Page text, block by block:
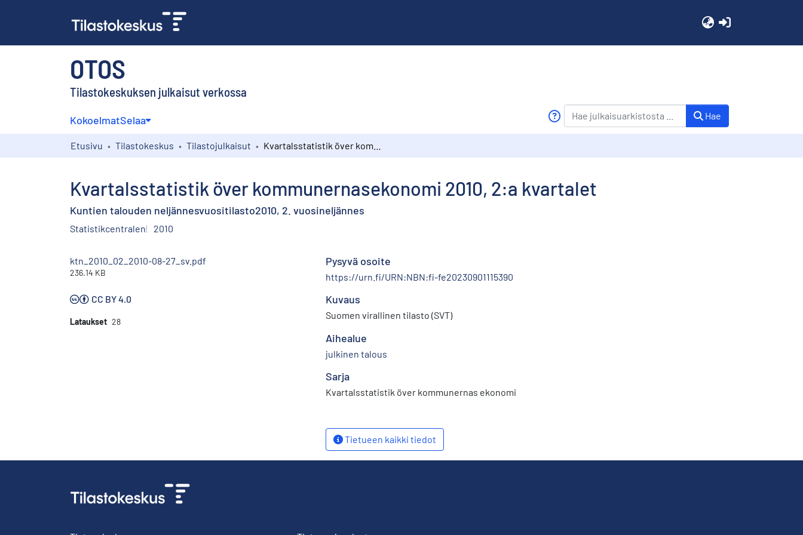
OTOS
Tilastokeskuksen julkaisut verkossa
KokoelmatSelaa Hae
Etusivu Tilastokeskus Tilastojulkaisut
Kvartalsstatistik över kommunernasekonomi 2010, 2:a kvartalet
Kuntien talouden neljännesvuositilasto2010, 2. vuosineljännes
Statistikcentralen 2010
ktn_2010_02_2010-08-27_sv.pdf
236.14 KB
CC BY 4.0
Lataukset 28
Pysyvä osoite
https://urn.fi/URN:NBN:fi-fe20230901115390
Kuvaus
Suomen virallinen tilasto (SVT)
Aihealue
julkinen talous
Sarja
Kvartalsstatistik över kommunernas ekonomi
Tietueen kaikki tiedot